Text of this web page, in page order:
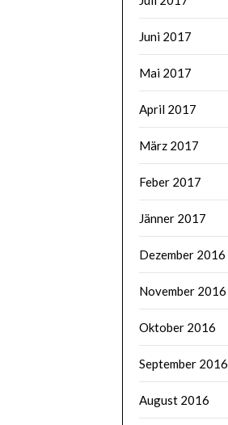
Juni 2017
Mai 2017
April 2017
März 2017
Feber 2017
Jänner 2017
Dezember 2016
November 2016
Oktober 2016
September 2016
August 2016